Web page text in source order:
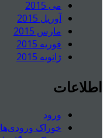
می 2015
آوریل 2015
مارس 2015
فوریه 2015
ژانویه 2015
اطلاعات
ورود
خوراک ورودی‌ها